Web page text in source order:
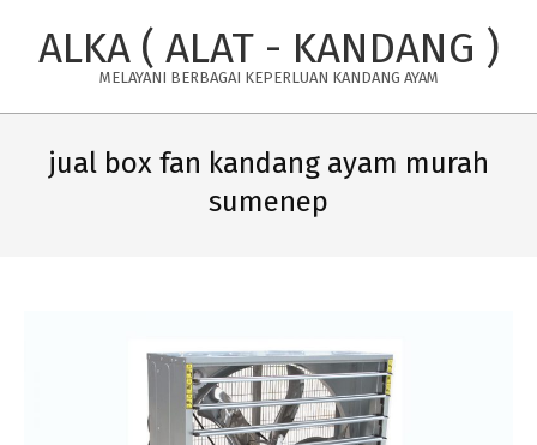
ALKA ( ALAT - KANDANG )
MELAYANI BERBAGAI KEPERLUAN KANDANG AYAM
Navigationjual box fan kandang ayam murah
sumenep